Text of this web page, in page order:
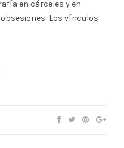
en cárceles y en
Los vínculos